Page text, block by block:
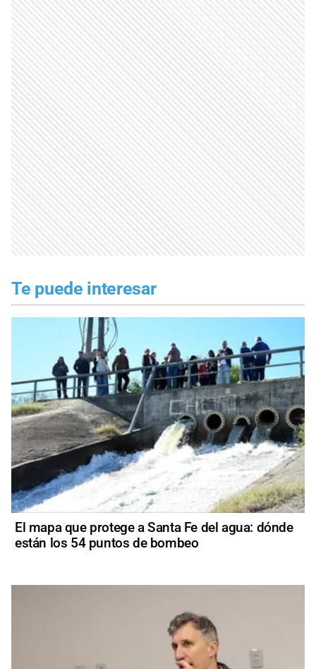
Te puede interesar
El mapa que protege a Santa Fe del agua: dónde
están los 54 puntos de bombeo